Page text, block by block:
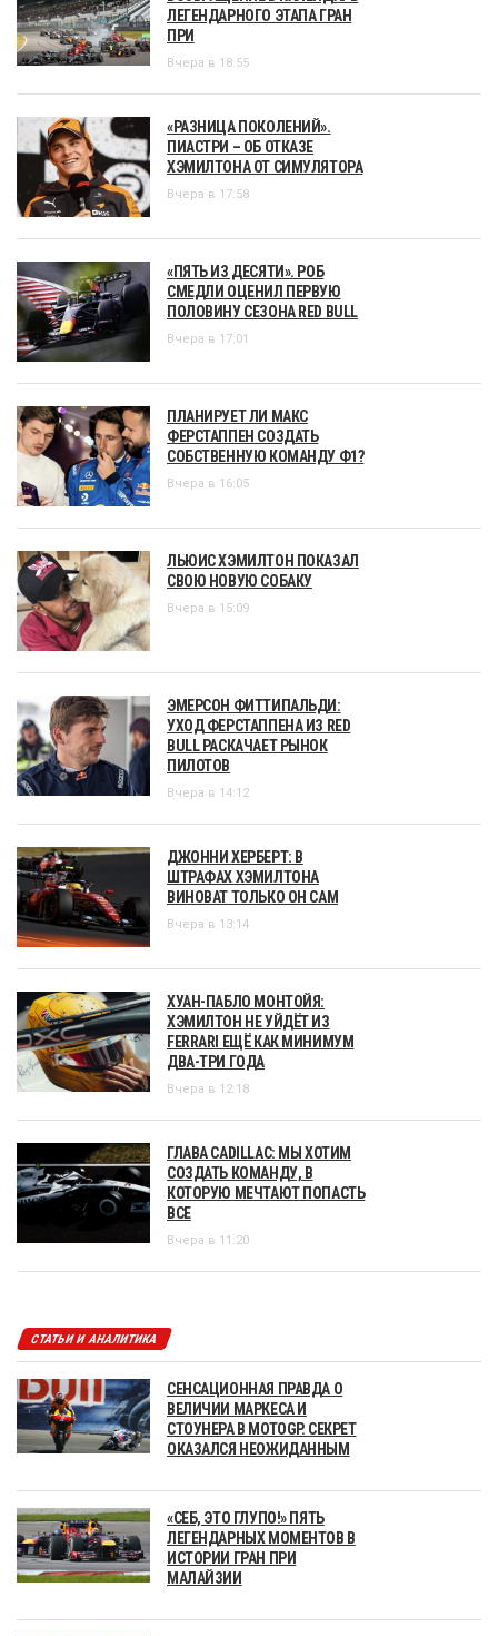
ЛЕГЕНДАРНОГО ЭТАПА ГРАН
ПРИ
Вчера в 18:55
«РАЗНИЦА ПОКОЛЕНИЙ».
ПИАСТРИ – ОБ ОТКАЗЕ
ХЭМИЛТОНА ОТ СИМУЛЯТОРА
Вчера в 17:58
«ПЯТЬ ИЗ ДЕСЯТИ». РОБ
СМЕДЛИ ОЦЕНИЛ ПЕРВУЮ
ПОЛОВИНУ СЕЗОНА RED BULL
Вчера в 17:01
ПЛАНИРУЕТ ЛИ МАКС
ФЕРСТАППЕН СОЗДАТЬ
СОБСТВЕННУЮ КОМАНДУ Ф1?
Вчера в 16:05
ЛЬЮИС ХЭМИЛТОН ПОКАЗАЛ
СВОЮ НОВУЮ СОБАКУ
Вчера в 15:09
ЭМЕРСОН ФИТТИПАЛЬДИ:
УХОД ФЕРСТАППЕНА ИЗ RED
BULL РАСКАЧАЕТ РЫНОК
ПИЛОТОВ
Вчера в 14:12
ДЖОННИ ХЕРБЕРТ: В
ШТРАФАХ ХЭМИЛТОНА
ВИНОВАТ ТОЛЬКО ОН САМ
Вчера в 13:14
ХУАН-ПАБЛО МОНТОЙЯ:
ХЭМИЛТОН НЕ УЙДЁТ ИЗ
FERRARI ЕЩЁ КАК МИНИМУМ
ДВА-ТРИ ГОДА
Вчера в 12:18
ГЛАВА CADILLAC: МЫ ХОТИМ
СОЗДАТЬ КОМАНДУ, В
КОТОРУЮ МЕЧТАЮТ ПОПАСТЬ
ВСЕ
Вчера в 11:20
СТАТЬИ И АНАЛИТИКА
СЕНСАЦИОННАЯ ПРАВДА О
ВЕЛИЧИИ МАРКЕСА И
СТОУНЕРА В MOTOGP. СЕКРЕТ
ОКАЗАЛСЯ НЕОЖИДАННЫМ
«СЕБ, ЭТО ГЛУПО!» ПЯТЬ
ЛЕГЕНДАРНЫХ МОМЕНТОВ В
ИСТОРИИ ГРАН ПРИ
МАЛАЙЗИИ